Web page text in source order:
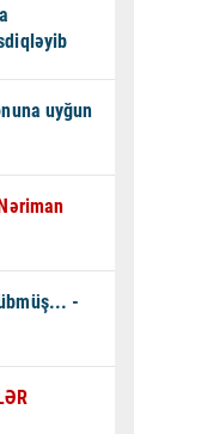
uyğun
-